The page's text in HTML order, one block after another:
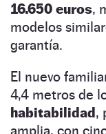
16.650 euros,
modelos
garantía.
El nuevo
4,4 metros de
habitabilidad,
amplia, con